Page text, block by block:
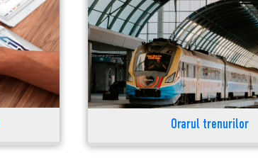
Orarul trenurilor